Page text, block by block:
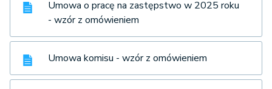
Umowa o pracę na zastępstwo w 2025 roku
- wzór z omówieniem
Umowa komisu - wzór z omówieniem